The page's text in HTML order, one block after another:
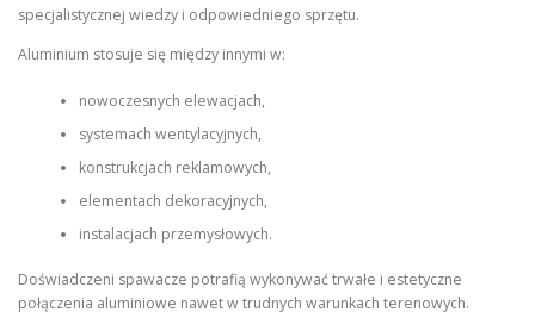
specjalistycznej wiedzy i odpowiedniego sprzętu.
Aluminium stosuje się między innymi w:
nowoczesnych elewacjach,
systemach wentylacyjnych,
konstrukcjach reklamowych,
elementach dekoracyjnych,
instalacjach przemysłowych.
Doświadczeni spawacze potrafią wykonywać trwałe i estetyczne
połączenia aluminiowe nawet w trudnych warunkach terenowych.